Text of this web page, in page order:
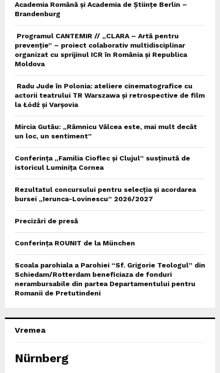
Academia Română și Academia de Științe Berlin –
Brandenburg
Programul CANTEMIR // „CLARA – Artă pentru
prevenție” – proiect colaborativ multidisciplinar
organizat cu sprijinul ICR în România și Republica
Moldova
Radu Jude în Polonia: ateliere cinematografice cu
actorii teatrului TR Warszawa și retrospective de film
la Łódź și Varșovia
Mircia Gutău: „Râmnicu Vâlcea este, mai mult decât
un loc, un sentiment”
Conferința „Familia Cioflec și Clujul” susținută de
istoricul Luminița Cornea
Rezultatul concursului pentru selecția și acordarea
bursei „Ierunca-Lovinescu” 2026/2027
Precizări de presă
Conferința ROUNIT de la München
Scoala parohiala a Parohiei “Sf. Grigorie Teologul” din
Schiedam/Rotterdam beneficiaza de fonduri
nerambursabile din partea Departamentului pentru
Romanii de Pretutindeni
Vremea
Nürnberg